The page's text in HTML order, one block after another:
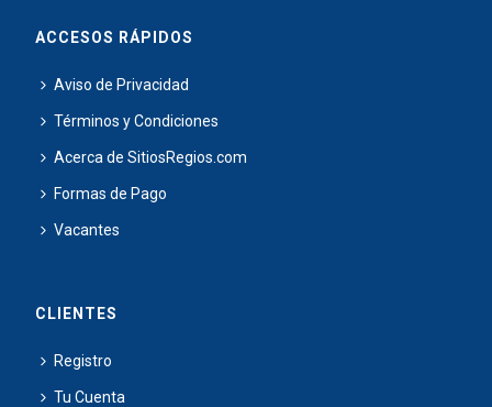
ACCESOS RÁPIDOS
Aviso de Privacidad
Términos y Condiciones
Acerca de SitiosRegios.com
Formas de Pago
Vacantes
CLIENTES
Registro
Tu Cuenta